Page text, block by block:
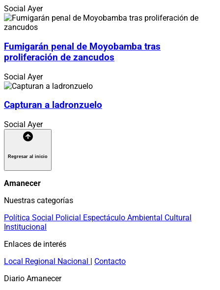
Social Ayer
Fumigarán penal de Moyobamba tras
proliferación de zancudos
Social Ayer
Capturan a ladronzuelo
Social Ayer
Regresar al inicio
Amanecer
Nuestras categorías
Política Social Policial Espectáculo Ambiental Cultural
Institucional
Enlaces de interés
Local Regional Nacional | Contacto
Diario Amanecer